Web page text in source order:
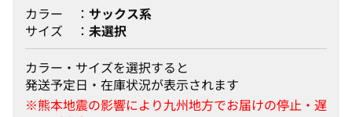
カラー
サックス系
サイズ
未選択
カラー・サイズを選択すると
発送予定日・在庫状況が表示されます